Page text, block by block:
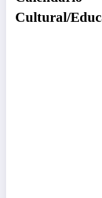
Cultural/